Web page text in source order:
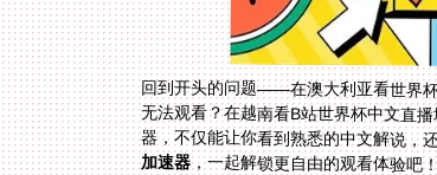
回到开头的问题——在澳大利亚看世界
无法观看？在越南看B站世界杯中文直
器，不仅能让你看到熟悉的中文解说，
加速器，一起解锁更自由的观看体验吧！